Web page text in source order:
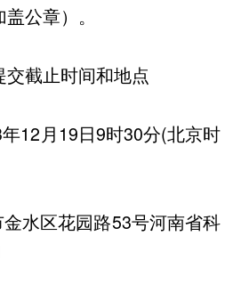
公章）。
截止时间和地点
月19日9时30分(北京时
水区花园路53号河南省科